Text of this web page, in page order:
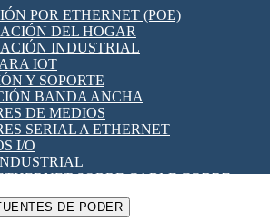
DE FRECUENCIA [VDF]
- INTERRUPTORES
VARIAS
LED
REED
RELÉ
TÉRMICA
SÓLIDO SSR
DE POTENCIA
POR ETHERNET (POE)
DEL HOGAR
INDUSTRIAL
IOT
Y SOPORTE
BANDA ANCHA
DE MEDIOS
SERIAL A ETHERNET
I/O
SOBRE CABLE COBRE
REDES DE PODER